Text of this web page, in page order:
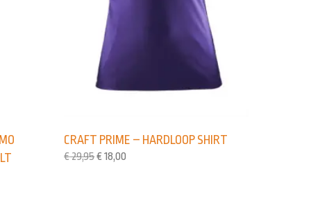
CRAFT PRIME – HARDLOOP SHIRT
€29,95€ 18,00